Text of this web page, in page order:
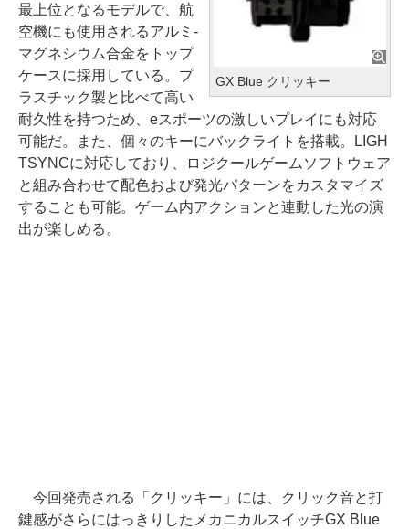
GX Blue クリッキー
最上位となるモデルで、航
空機にも使用されるアルミ-
マグネシウム合金をトップ
ケースに採用している。プ
ラスチック製と比べて高い
耐久性を持つため、eスポーツの激しいプレイにも対応
可能だ。また、個々のキーにバックライトを搭載。LIGH
TSYNCに対応しており、ロジクールゲームソフトウェア
と組み合わせて配色および発光パターンをカスタマイズ
することも可能。ゲーム内アクションと連動した光の演
出が楽しめる。
今回発売される「クリッキー」には、クリック音と打
鍵感がさらにはっきりしたメカニカルスイッチGX Blue